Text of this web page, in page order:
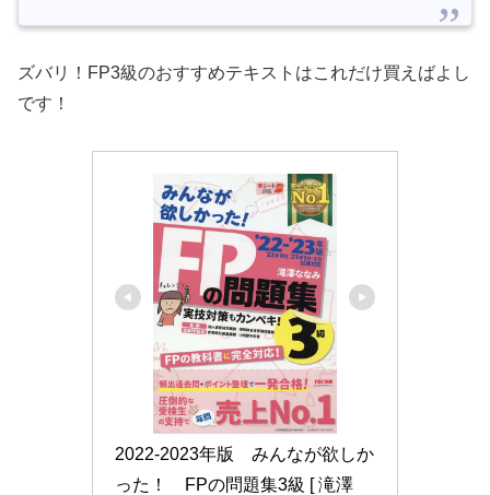
ズバリ！FP3級のおすすめテキストはこれだけ買えばよし
です！
2022-2023年版　みんなが欲しか
った！　FPの問題集3級 [ 滝澤